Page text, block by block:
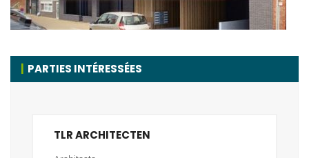
PARTIES INTÉRESSÉES
TLR ARCHITECTEN